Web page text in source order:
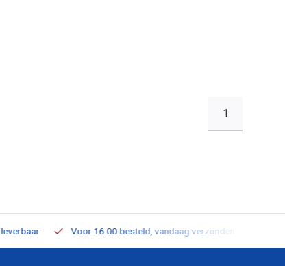
1
Voor 16:00 besteld, vandaag verzonden